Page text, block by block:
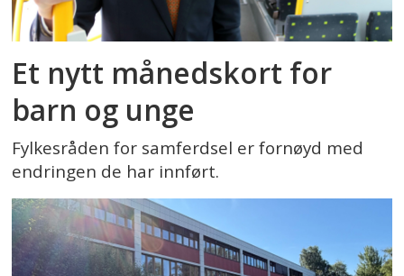
Et nytt månedskort for
barn og unge
Fylkesråden for samferdsel er fornøyd med
endringen de har innført.